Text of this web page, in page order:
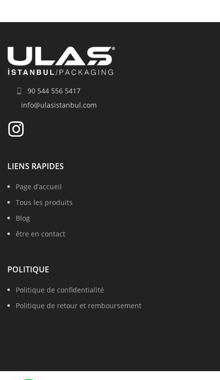
90 544 556 5417
info@ulasistanbul.com
LIENS RAPIDES
Page d’accueil
Tous les produits
Blog
être en contact
POLITIQUE
Politique de confidentialité
Politique de retour et remboursement